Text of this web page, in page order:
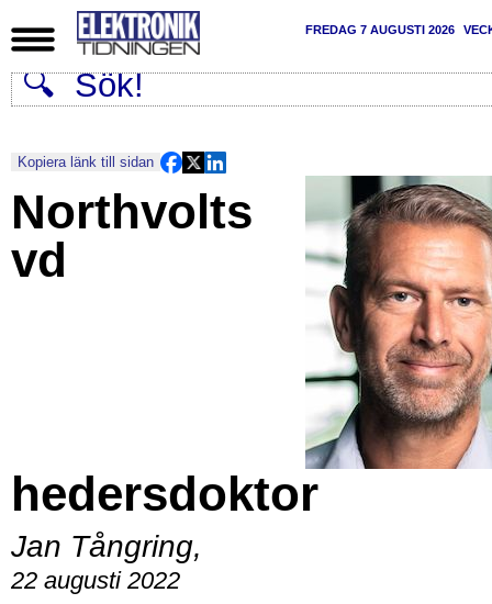
FREDAG 7 AUGUSTI 2026
Kopiera länk till sidan
Northvolts
vd
hedersdoktor
Jan Tångring,
22 augusti 2022